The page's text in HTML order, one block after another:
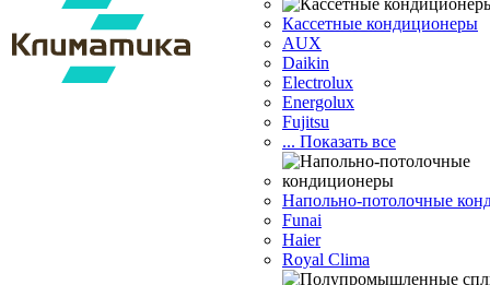
Кассетные кондиционеры
AUX
Daikin
Electrolux
Energolux
Fujitsu
... Показать все
Напольно-потолочные
Funai
Haier
Royal Clima